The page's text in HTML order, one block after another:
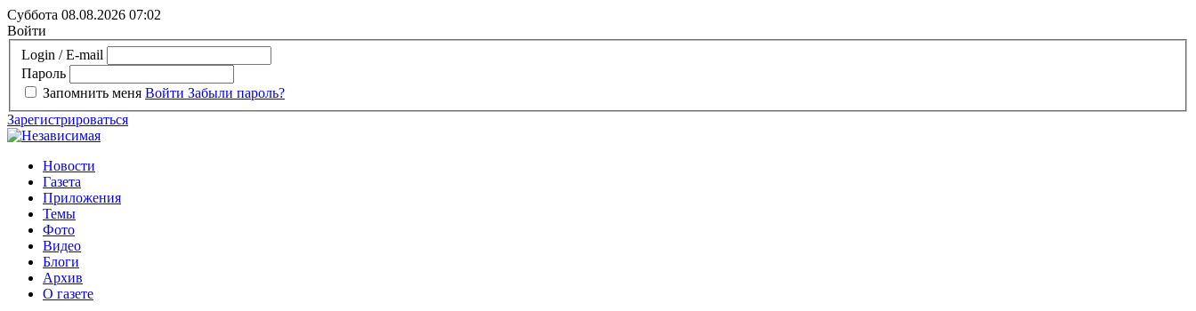
Суббота 08.08.2026 07:02
Войти
Login / E-mail
Пароль
Запомнить меня Войти Забыли пароль?
Зарегистрироваться
Новости
Газета
Приложения
Темы
Фото
Видео
Блоги
Архив
О газете